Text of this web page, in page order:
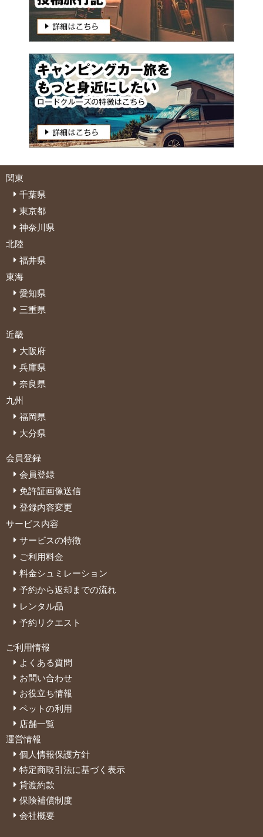
関東
千葉県
東京都
神奈川県
北陸
福井県
東海
愛知県
三重県
近畿
大阪府
兵庫県
奈良県
九州
福岡県
大分県
会員登録
会員登録
免許証画像送信
登録内容変更
サービス内容
サービスの特徴
ご利用料金
料金シュミレーション
予約から返却までの流れ
レンタル品
予約リクエスト
ご利用情報
よくある質問
お問い合わせ
お役立ち情報
ペットの利用
店舗一覧
運営情報
個人情報保護方針
特定商取引法に基づく表示
貸渡約款
保険補償制度
会社概要